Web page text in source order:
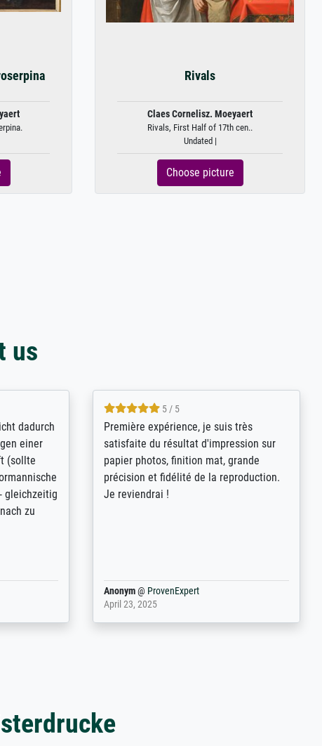
Rivals
Claes Cornelisz. Moeyaert
Rivals, First Half of 17th cen..
Undated |
Choose picture
us
kann sich
freundliche
Bild (ein
-
4.8 / 5
Qualité absolument irréprochable.
Extraordinaire diversité des thèmes
abordés et personnalisation des
demandes (recadrage, réajustement des
couleurs). Relation clientèle parfaite.
Anonym@ ProvenExpert
March 31, 2025